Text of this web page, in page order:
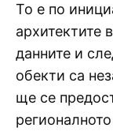
То е по
архитектите
данните и
обекти са
ще се